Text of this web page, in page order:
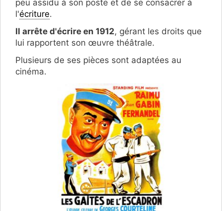
peu assidu à son poste et de se consacrer à
l'écriture.
Il arrête d'écrire en 1912, gérant les droits que
lui rapportent son œuvre théâtrale.
Plusieurs de ses pièces sont adaptées au
cinéma.